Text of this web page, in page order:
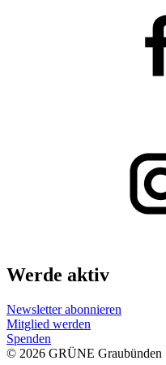
Werde aktiv
Newsletter abonnieren
Mitglied werden
Spenden
© 2026 GRÜNE Graubünden